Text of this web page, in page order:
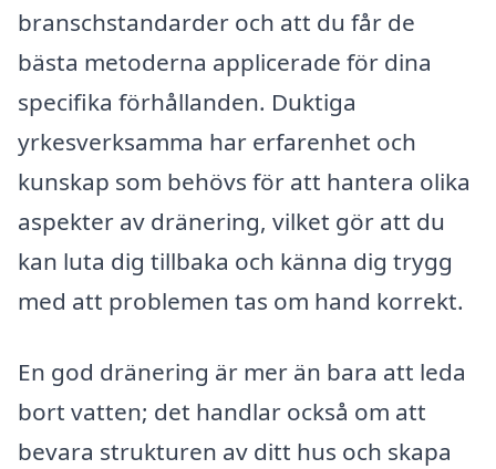
branschstandarder och att du får de
bästa metoderna applicerade för dina
specifika förhållanden. Duktiga
yrkesverksamma har erfarenhet och
kunskap som behövs för att hantera olika
aspekter av dränering, vilket gör att du
kan luta dig tillbaka och känna dig trygg
med att problemen tas om hand korrekt.
En god dränering är mer än bara att leda
bort vatten; det handlar också om att
bevara strukturen av ditt hus och skapa